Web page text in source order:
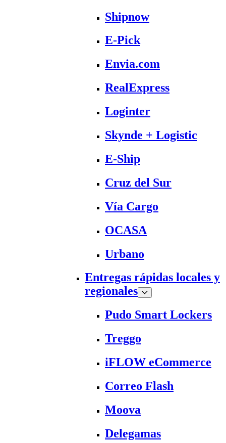
Shipnow
E-Pick
Envia.com
RealExpress
Loginter
Skynde + Logistic
E-Ship
Cruz del Sur
Vía Cargo
OCASA
Urbano
Entregas rápidas locales y
regionales
Pudo Smart Lockers
Treggo
iFLOW eCommerce
Correo Flash
Moova
Delegamas